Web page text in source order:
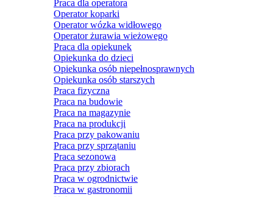
Praca dla operatora
Operator koparki
Operator wózka widłowego
Operator żurawia wieżowego
Praca dla opiekunek
Opiekunka do dzieci
Opiekunka osób niepełnosprawnych
Opiekunka osób starszych
Praca fizyczna
Praca na budowie
Praca na magazynie
Praca na produkcji
Praca przy pakowaniu
Praca przy sprzątaniu
Praca sezonowa
Praca przy zbiorach
Praca w ogrodnictwie
Praca w gastronomii